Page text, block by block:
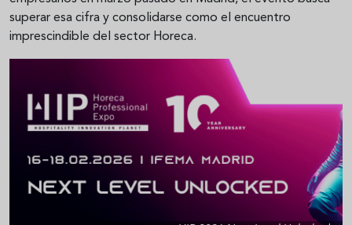
superar esa cifra y consolidarse como el encuentro
imprescindible del sector Horeca.